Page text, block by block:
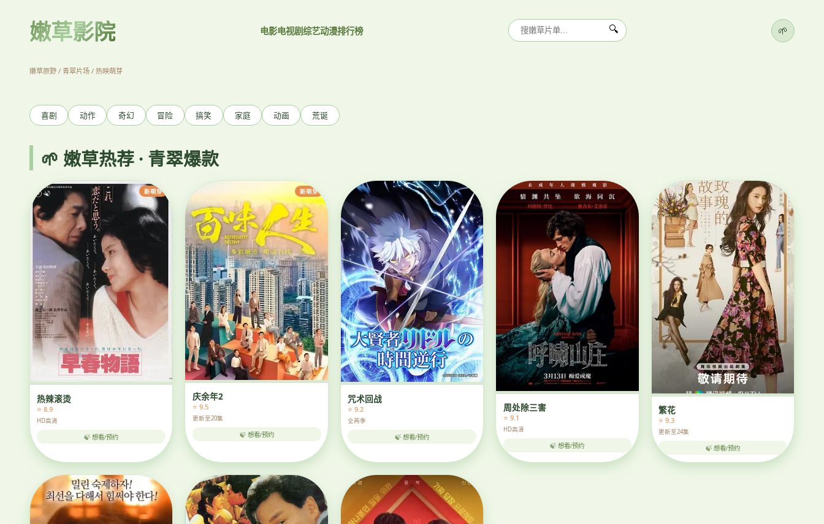
嫩草影院 电影电视剧综艺动漫排行榜 🔍 🌱
嫩草原野 / 青翠片场 / 热映萌芽
庆余年2
喜剧 动作 奇幻 冒险 搞笑 家庭 动画 荒诞
🌱 嫩草热荐 · 青翠爆款
新萌芽
热辣滚烫
⭐ 8.9
HD高清
🍃 想看/预约
新萌芽
庆余年2
⭐ 9.5
更新至20集
🍃 想看/预约
咒术回战
⭐ 9.2
全两季
🍃 想看/预约
周处除三害
⭐ 9.1
HD高清
🍃 想看/预约
繁花
⭐ 9.3
更新至24集
🍃 想看/预约